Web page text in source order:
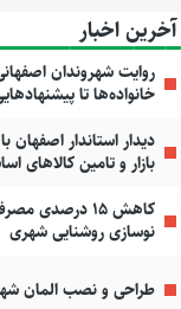
آخرین اخبار
خانواده‌ها تا
دیدار استاندار
بازار و تامین کالاهای
نوسازی روشنایی شهری
طراحی و نصب المان